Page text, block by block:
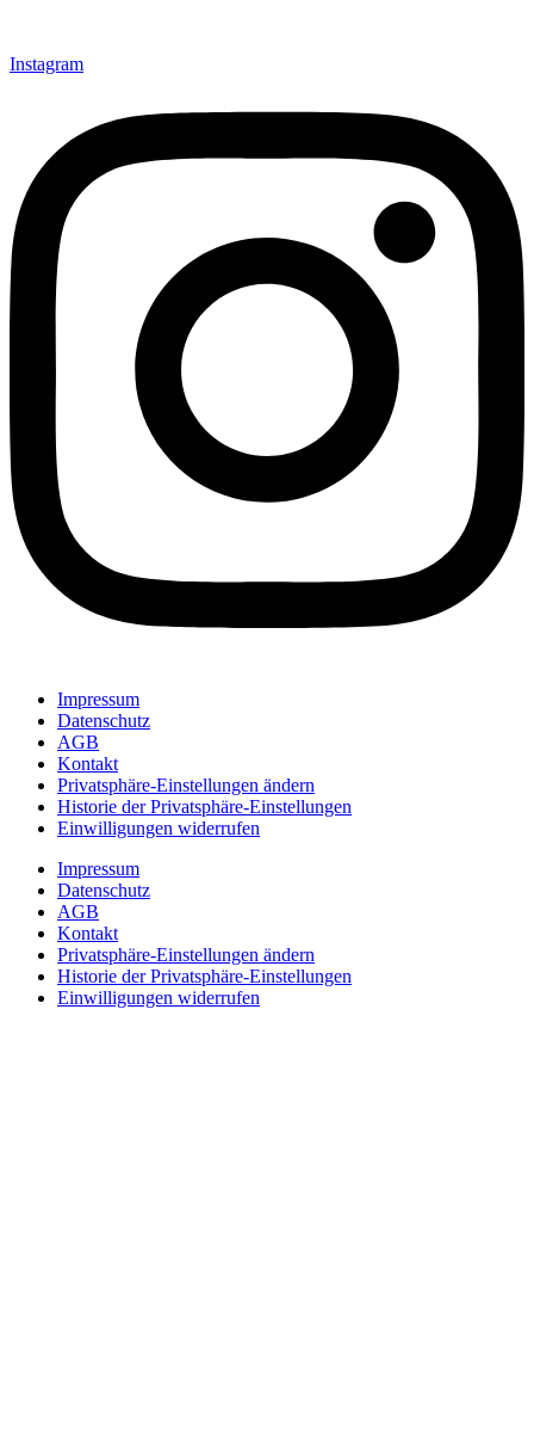
Instagram
Impressum
Datenschutz
AGB
Kontakt
Privatsphäre-Einstellungen ändern
Historie der Privatsphäre-Einstellungen
Einwilligungen widerrufen
Impressum
Datenschutz
AGB
Kontakt
Privatsphäre-Einstellungen ändern
Historie der Privatsphäre-Einstellungen
Einwilligungen widerrufen